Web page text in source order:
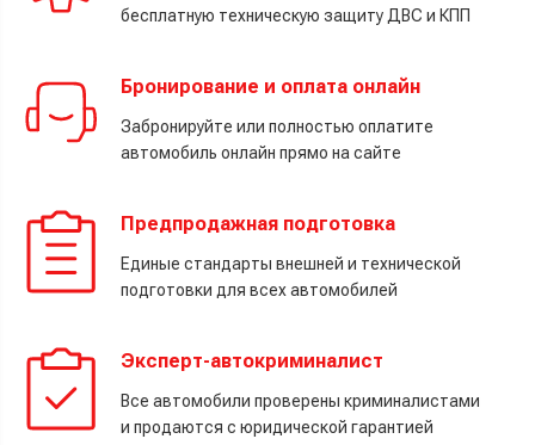
бесплатную техническую защиту ДВС и КПП
Бронирование и оплата онлайн
Забронируйте или полностью оплатите
автомобиль онлайн прямо на сайте
Предпродажная подготовка
Единые стандарты внешней и технической
подготовки для всех автомобилей
Эксперт-автокриминалист
Все автомобили проверены криминалистами
и продаются с юридической гарантией